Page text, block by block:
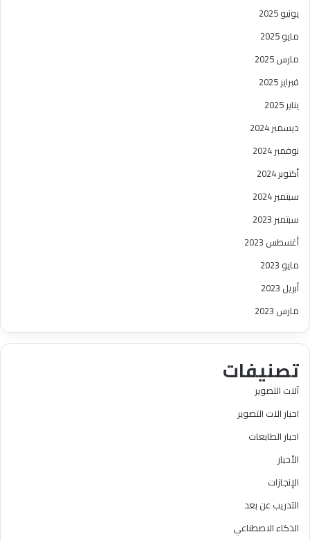
يونيو 2025
مايو 2025
مارس 2025
فبراير 2025
يناير 2025
ديسمبر 2024
نوفمبر 2024
أكتوبر 2024
سبتمبر 2024
سبتمبر 2023
أغسطس 2023
مايو 2023
أبريل 2023
مارس 2023
تصنيفات
آلات التصوير
احبار الات التصوير
احبار الطابعات
الأحبار
الإنجازات
التدريب عن بعد
الذكاء الاصطناعي